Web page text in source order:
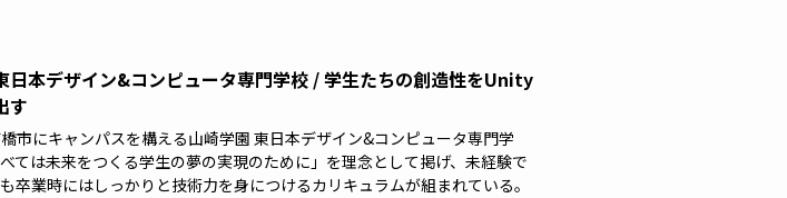
日本デザイン&コンピュータ専門学校 / 学生たちの創造性をUnity
す
市にキャンパスを構える山崎学園 東日本デザイン&コンピュータ専門学
ては未来をつくる学生の夢の実現のために」を理念として掲げ、未経験で
卒業時にはしっかりと技術力を身につけるカリキュラムが組まれている。